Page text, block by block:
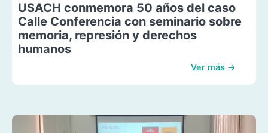
USACH conmemora 50 años del caso
Calle Conferencia con seminario sobre
memoria, represión y derechos
humanos
Ver más →